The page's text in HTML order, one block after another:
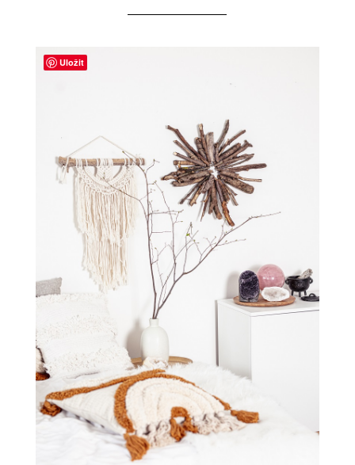
Uložit